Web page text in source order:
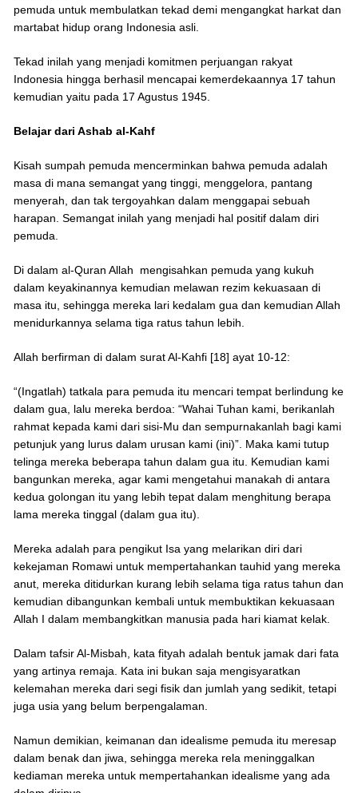
pemuda untuk membulatkan tekad demi mengangkat harkat dan
martabat hidup orang Indonesia asli.
Tekad inilah yang menjadi komitmen perjuangan rakyat
Indonesia hingga berhasil mencapai kemerdekaannya 17 tahun
kemudian yaitu pada 17 Agustus 1945.
Belajar dari Ashab al-Kahf
Kisah sumpah pemuda mencerminkan bahwa pemuda adalah
masa di mana semangat yang tinggi, menggelora, pantang
menyerah, dan tak tergoyahkan dalam menggapai sebuah
harapan. Semangat inilah yang menjadi hal positif dalam diri
pemuda.
Di dalam al-Quran Allah mengisahkan pemuda yang kukuh
dalam keyakinannya kemudian melawan rezim kekuasaan di
masa itu, sehingga mereka lari kedalam gua dan kemudian Allah
menidurkannya selama tiga ratus tahun lebih.
Allah berfirman di dalam surat Al-Kahfi [18] ayat 10-12:
“(Ingatlah) tatkala para pemuda itu mencari tempat berlindung ke
dalam gua, lalu mereka berdoa: “Wahai Tuhan kami, berikanlah
rahmat kepada kami dari sisi-Mu dan sempurnakanlah bagi kami
petunjuk yang lurus dalam urusan kami (ini)”. Maka kami tutup
telinga mereka beberapa tahun dalam gua itu. Kemudian kami
bangunkan mereka, agar kami mengetahui manakah di antara
kedua golongan itu yang lebih tepat dalam menghitung berapa
lama mereka tinggal (dalam gua itu).
Mereka adalah para pengikut Isa yang melarikan diri dari
kekejaman Romawi untuk mempertahankan tauhid yang mereka
anut, mereka ditidurkan kurang lebih selama tiga ratus tahun dan
kemudian dibangunkan kembali untuk membuktikan kekuasaan
Allah I dalam membangkitkan manusia pada hari kiamat kelak.
Dalam tafsir Al-Misbah, kata fityah adalah bentuk jamak dari fata
yang artinya remaja. Kata ini bukan saja mengisyaratkan
kelemahan mereka dari segi fisik dan jumlah yang sedikit, tetapi
juga usia yang belum berpengalaman.
Namun demikian, keimanan dan idealisme pemuda itu meresap
dalam benak dan jiwa, sehingga mereka rela meninggalkan
kediaman mereka untuk mempertahankan idealisme yang ada